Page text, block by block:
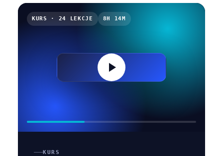
uważany za łatwy język i jakie są
potencjalne wyzwania na drodze
KURS · 24 LEKCJE 8H 14M
KURS